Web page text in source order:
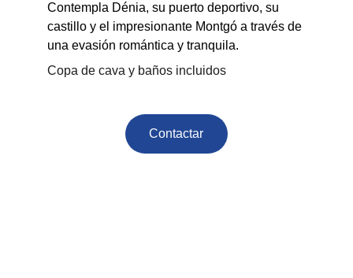
Contempla Dénia, su puerto deportivo, su
castillo y el impresionante Montgó a través de
una evasión romántica y tranquila.
Copa de cava y baños incluidos
Contactar